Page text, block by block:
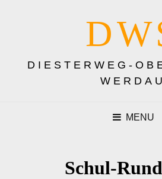
DIESTERWEG-
WERDAU
MENU
Schul-